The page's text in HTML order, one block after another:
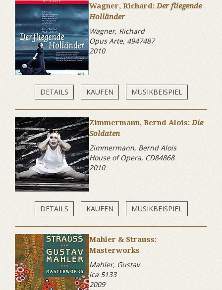
Wagner, Richard:Der fliegende
Holländer
Wagner, Richard
Opus Arte, 4947487
2010
DETAILS KAUFEN MUSIKBEISPIEL
Zimmermann, Bernd Alois:Die
Soldaten
Zimmermann, Bernd Alois
House of Opera, CD84868
2010
DETAILS KAUFEN MUSIKBEISPIEL
Mahler & Strauss:
Masterworks
Mahler, Gustav
ica 5133
2009